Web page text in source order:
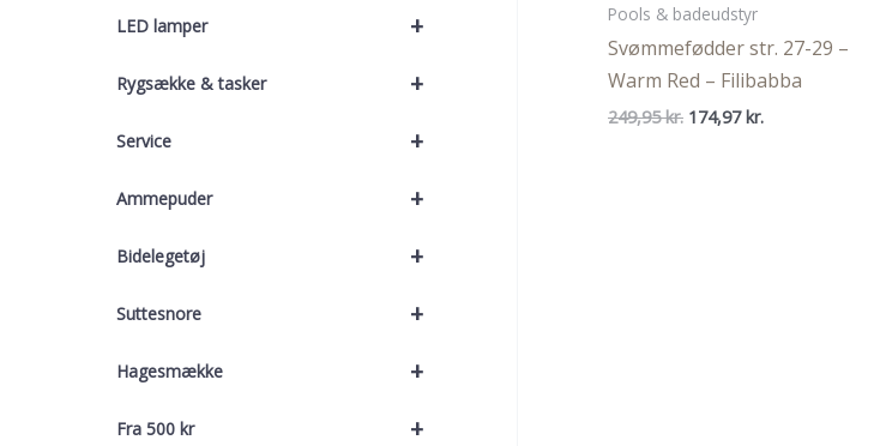
+
LED lamper
+
Rygsække & tasker
+
Service
+
Ammepuder
+
Bidelegetøj
+
Suttesnore
+
Hagesmække
+
Fra 500 kr
Pools & badeudstyr
Svømmefødder str. 27-29 –
Warm Red – Filibabba
249,95kr. Den
174,97kr.